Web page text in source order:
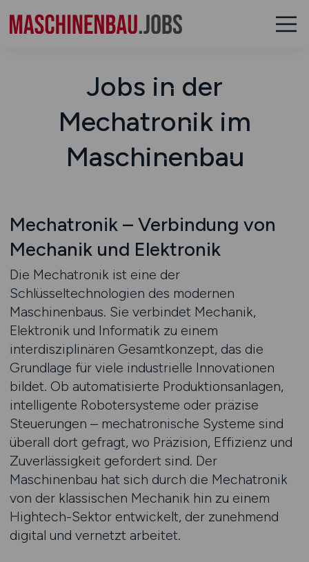
Jobs in der
Mechatronik im
Maschinenbau
Mechatronik – Verbindung von
Mechanik und Elektronik
Die Mechatronik ist eine der
Schlüsseltechnologien des modernen
Maschinenbaus. Sie verbindet Mechanik,
Elektronik und Informatik zu einem
interdisziplinären Gesamtkonzept, das die
Grundlage für viele industrielle Innovationen
bildet. Ob automatisierte Produktionsanlagen,
intelligente Robotersysteme oder präzise
Steuerungen – mechatronische Systeme sind
überall dort gefragt, wo Präzision, Effizienz und
Zuverlässigkeit gefordert sind. Der
Maschinenbau hat sich durch die Mechatronik
von der klassischen Mechanik hin zu einem
Hightech-Sektor entwickelt, der zunehmend
digital und vernetzt arbeitet.